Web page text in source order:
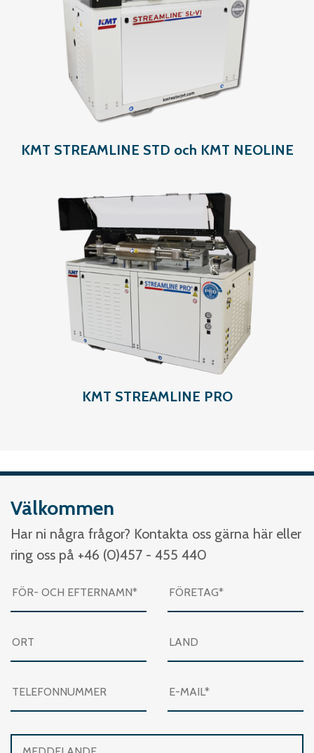
KMT STREAMLINE STD och KMT NEOLINE
KMT STREAMLINE PRO
Välkommen
Har ni några frågor? Kontakta oss gärna här eller
ring oss på +46 (0)457 - 455 440